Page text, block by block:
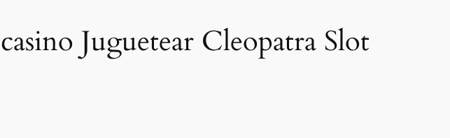
Juguetear Cleopatra Slot